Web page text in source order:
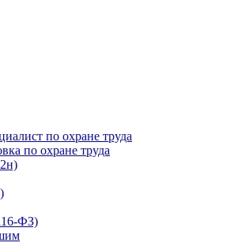
по охране труда
по охране труда
ФЗ)